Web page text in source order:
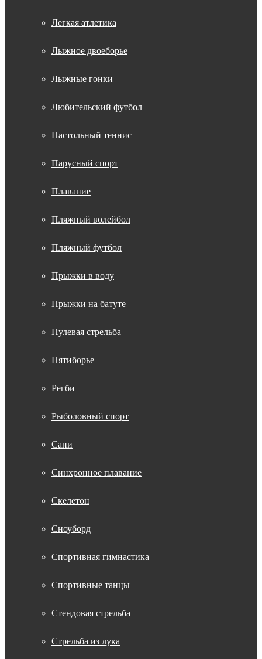
Легкая атлетика
Лыжное двоеборье
Лыжные гонки
Любительский футбол
Настольный теннис
Парусный спорт
Плавание
Пляжный волейбол
Пляжный футбол
Прыжки в воду
Прыжки на батуте
Пулевая стрельба
Пятиборье
Регби
Рыболовный спорт
Сани
Синхронное плавание
Скелетон
Сноуборд
Спортивная гимнастика
Спортивные танцы
Стендовая стрельба
Стрельба из лука